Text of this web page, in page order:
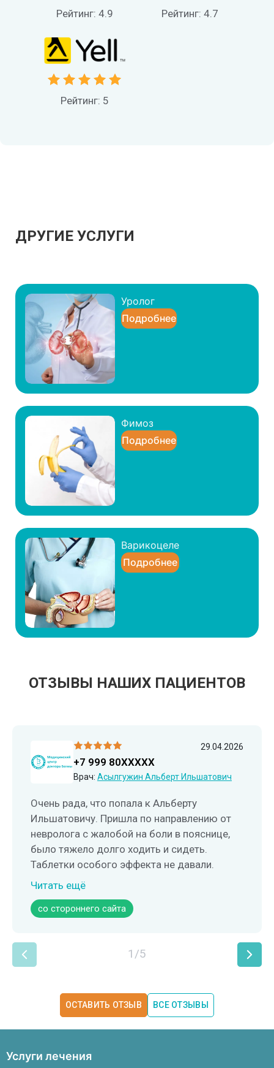
Рейтинг: 4.9 Рейтинг: 4.7
Рейтинг: 5
ДРУГИЕ УСЛУГИ
Уролог
Подробнее
Фимоз
Подробнее
Варикоцеле
Подробнее
ОТЗЫВЫ НАШИХ ПАЦИЕНТОВ
29.04.2026
+7 999 80XXXXX
Врач: Асылгужин Альберт Ильшатович
Очень рада, что попала к Альберту
Ильшатовичу. Пришла по направлению от
невролога с жалобой на боли в пояснице,
было тяжело долго ходить и сидеть.
Таблетки особого эффекта не давали.
После 1-го же сеанса я почувствовала себя
аккуратно, чувствуется профессионализм.
упражнения для дома, буду поддерживать
результат. Очень благодарна.
Читать ещё
со стороннего сайта
1/5
ОСТАВИТЬ ОТЗЫВ ВСЕ ОТЗЫВЫ
Услуги лечения